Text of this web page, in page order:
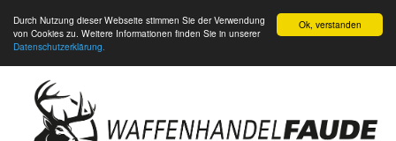
Ok, verstanden
Durch Nutzung dieser Webseite stimmen Sie der Verwendung
von Cookies zu. Weitere Informationen finden Sie in unserer
Datenschutzerklärung.